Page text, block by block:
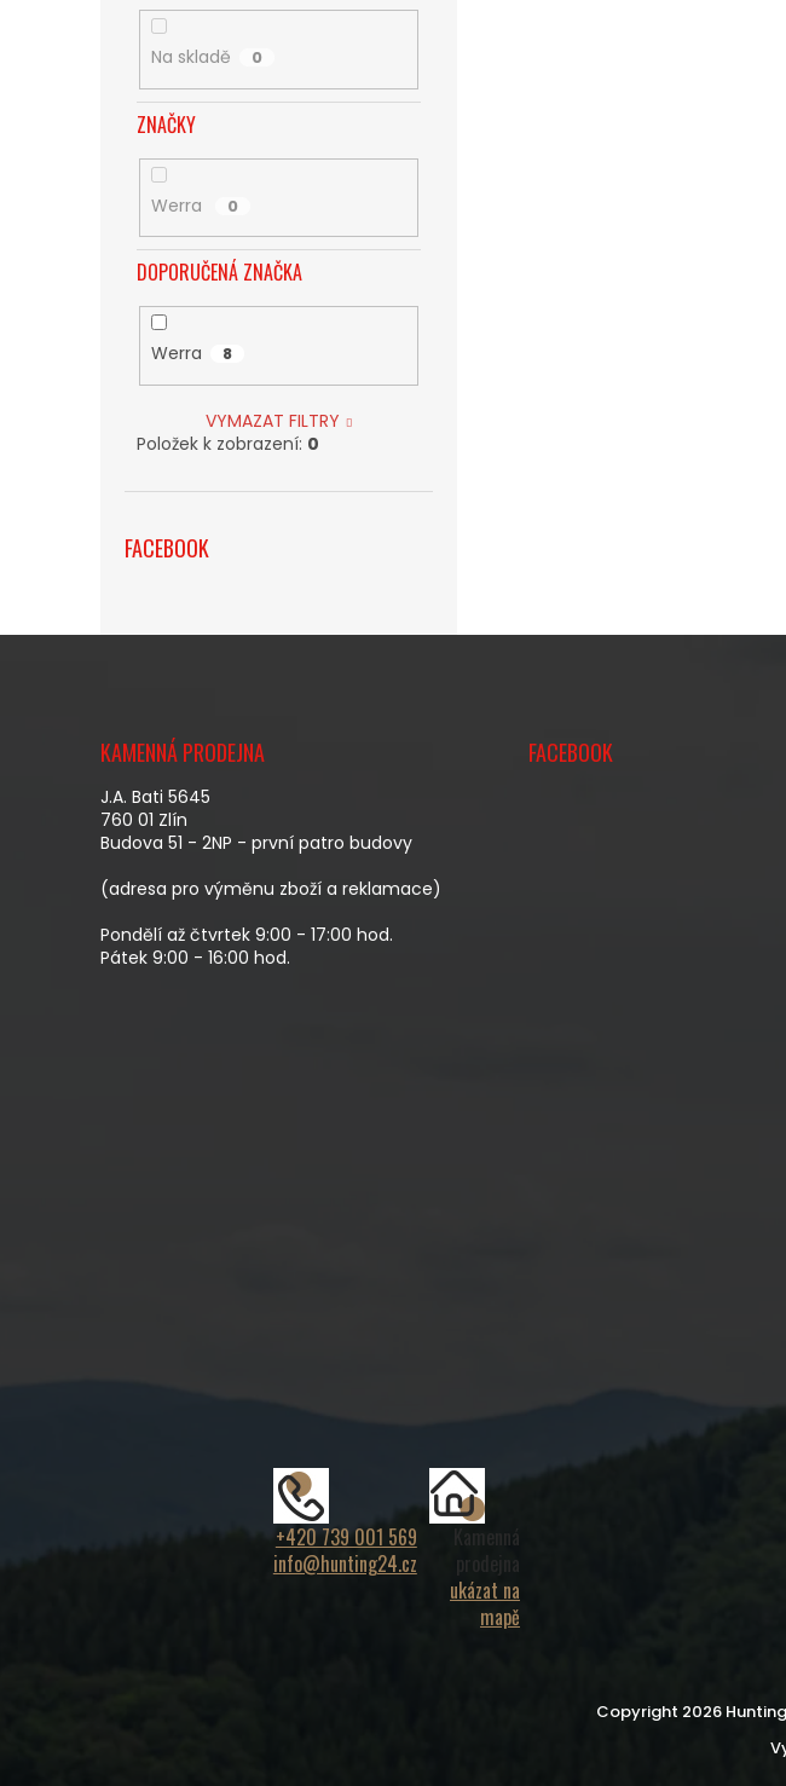
Na skladě 0
ZNAČKY
Werra 0
DOPORUČENÁ ZNAČKA
Werra 8
VYMAZAT FILTRY
Položek k zobrazení: 0
FACEBOOK
KAMENNÁ PRODEJNA
J.A. Bati 5645
760 01 Zlín
Budova 51 - 2NP - první patro budovy
(adresa pro výměnu zboží a reklamace)
Pondělí až čtvrtek 9:00 - 17:00 hod.
Pátek 9:00 - 16:00 hod.
FACEBOOK
+420 739 001 569
info@hunting24.cz
Kamenná
prodejna
ukázat na
mapě
Copyright 2026